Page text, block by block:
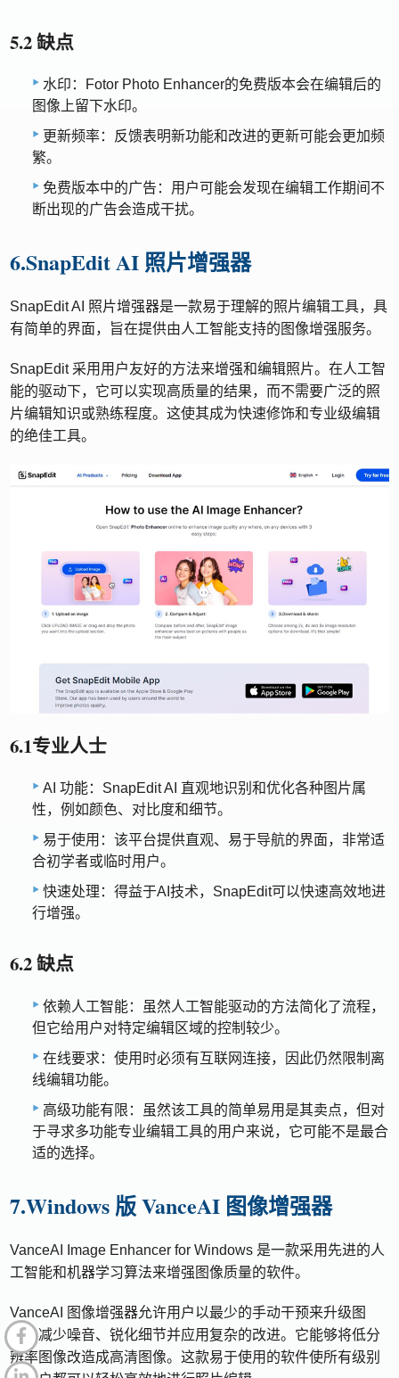
5.2 缺点
水印：Fotor Photo Enhancer的免费版本会在编辑后的
图像上留下水印。
更新频率：反馈表明新功能和改进的更新可能会更加频
繁。
免费版本中的广告：用户可能会发现在编辑工作期间不
断出现的广告会造成干扰。
6.SnapEdit AI 照片增强器
SnapEdit AI 照片增强器是一款易于理解的照片编辑工具，具
有简单的界面，旨在提供由人工智能支持的图像增强服务。
SnapEdit 采用用户友好的方法来增强和编辑照片。在人工智
能的驱动下，它可以实现高质量的结果，而不需要广泛的照
片编辑知识或熟练程度。这使其成为快速修饰和专业级编辑
的绝佳工具。
6.1专业人士
AI 功能：SnapEdit AI 直观地识别和优化各种图片属
性，例如颜色、对比度和细节。
易于使用：该平台提供直观、易于导航的界面，非常适
合初学者或临时用户。
快速处理：得益于AI技术，SnapEdit可以快速高效地进
行增强。
6.2 缺点
依赖人工智能：虽然人工智能驱动的方法简化了流程，
但它给用户对特定编辑区域的控制较少。
在线要求：使用时必须有互联网连接，因此仍然限制离
线编辑功能。
高级功能有限：虽然该工具的简单易用是其卖点，但对
于寻求多功能专业编辑工具的用户来说，它可能不是最合
适的选择。
7.Windows 版 VanceAI 图像增强器
VanceAI Image Enhancer for Windows 是一款采用先进的人
工智能和机器学习算法来增强图像质量的软件。
VanceAI 图像增强器允许用户以最少的手动干预来升级图
像、减少噪音、锐化细节并应用复杂的改进。它能够将低分
辨率图像改造成高清图像。这款易于使用的软件使所有级别